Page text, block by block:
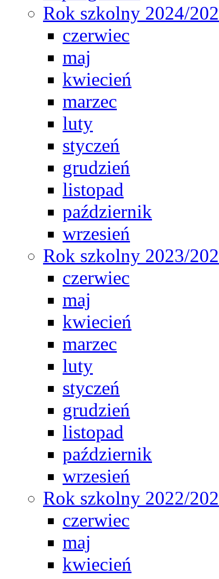
Rok szkolny 2024/
czerwiec
maj
kwiecień
marzec
luty
styczeń
grudzień
listopad
październik
wrzesień
Rok szkolny 2023/
czerwiec
maj
kwiecień
marzec
luty
styczeń
grudzień
listopad
październik
wrzesień
Rok szkolny 2022/
czerwiec
maj
kwiecień